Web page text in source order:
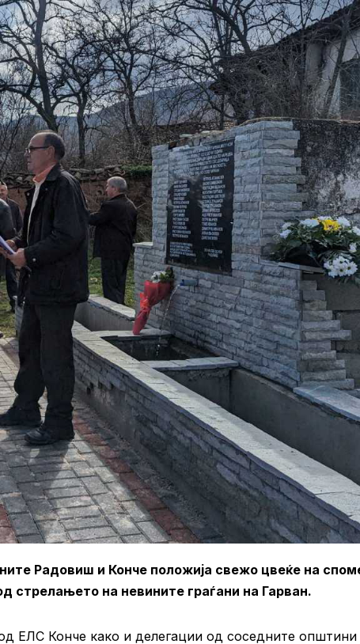
Радовиш и Конче положија свежо цвеќе на
стрелањето на невините граѓани на Гарван.
ЕЛС Конче како и делегации од соседните општини